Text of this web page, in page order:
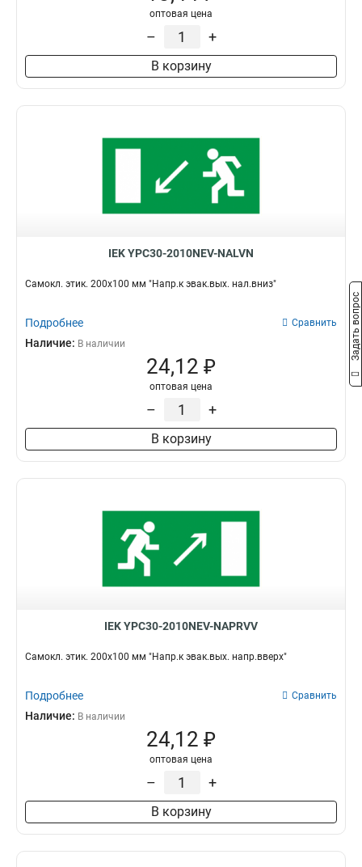
оптовая цена
– +
В корзину
IEK YPC30-2010NEV-NALVN
Самокл. этик. 200х100 мм "Напр.к эвак.вых. нал.вниз"
Подробнее Сравнить
Наличие: В наличии
24,12 ₽
оптовая цена
– +
В корзину
IEK YPC30-2010NEV-NAPRVV
Самокл. этик. 200х100 мм "Напр.к эвак.вых. напр.вверх"
Подробнее Сравнить
Наличие: В наличии
24,12 ₽
оптовая цена
– +
В корзину
Задать вопрос